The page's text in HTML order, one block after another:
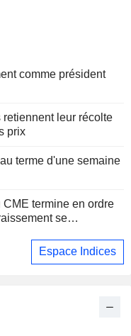
comme président
leur récolte
prix
terme d'une semaine
termine en ordre
se
Espace Indices